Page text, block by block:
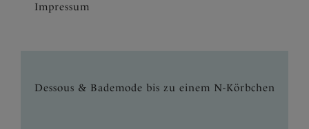
Impressum
Dessous & Bademode bis zu einem N-Körbchen